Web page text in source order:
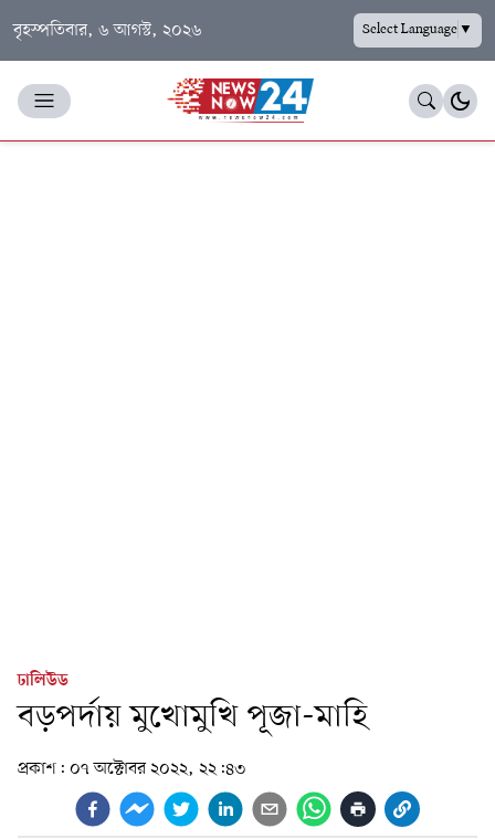
বৃহস্পতিবার, ৬ আগস্ট, ২০২৬ Select Language▼
ঢালিউড
বড়পর্দায় মুখোমুখি পূজা-মাহি
প্রকাশ: ০৭ অক্টোবর ২০২২, ২২:৪৩